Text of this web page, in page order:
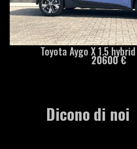
Toyota Aygo X 1.5
20600 €
Dicono di noi